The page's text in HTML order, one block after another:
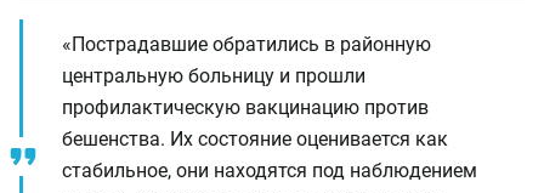
«Пострадавшие обратились в районную
центральную больницу и прошли
профилактическую вакцинацию против
бешенства. Их состояние оценивается как
стабильное, они находятся под наблюдением